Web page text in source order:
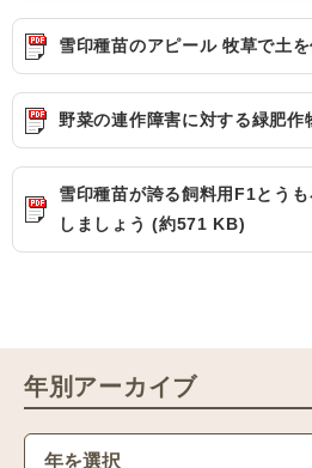
雪印種苗のアピール 牧草で土
野菜の連作障害に対する緑肥
雪印種苗が誇る飼料用F1とう
しましょう (約571 KB)
年別アーカイブ